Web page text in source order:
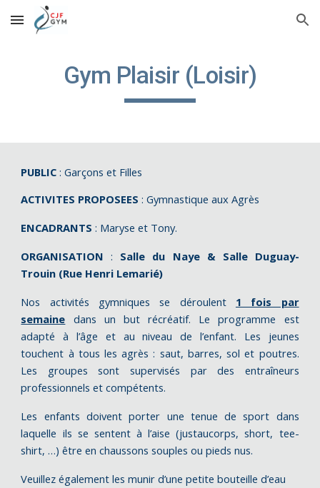
Skip to main content Skip to navigation
Gym Plaisir (Loisir)
PUBLIC: Garçons et Filles
ACTIVITES PROPOSEES : Gymnastique aux Agrès
ENCADRANTS : Maryse et Tony.
ORGANISATION : Salle du Naye & Salle Duguay-
Trouin (Rue Henri Lemarié)
Nos activités gymniques se déroulent 1 fois par
semaine dans un but récréatif. Le programme est
adapté à l’âge et au niveau de l’enfant. Les jeunes
touchent à tous les agrès : saut, barres, sol et poutres.
Les groupes sont supervisés par des entraîneurs
professionnels et compétents.
Les enfants doivent porter une tenue de sport dans
laquelle ils se sentent à l’aise (justaucorps, short, tee-
shirt, …) être en chaussons souples ou pieds nus.
Veuillez également les munir d’une petite bouteille d’eau